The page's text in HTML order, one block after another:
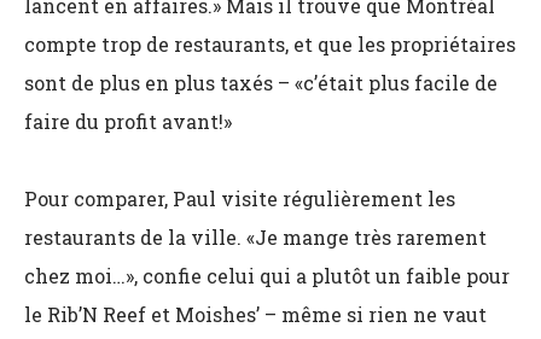
lancent en affaires.» Mais il trouve que Montréal
compte trop de restaurants, et que les propriétaires
sont de plus en plus taxés – «c’était plus facile de
faire du profit avant!»
Pour comparer, Paul visite régulièrement les
restaurants de la ville. «Je mange très rarement
chez moi…», confie celui qui a plutôt un faible pour
le Rib’N Reef et Moishes’ – même si rien ne vaut